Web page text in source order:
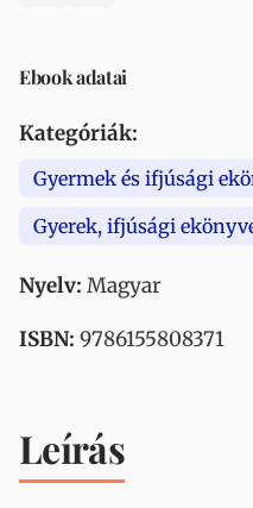
Ebook adatai
Kategóriák:
Gyermek és ifjúsági
Gyerek, ifjúsági
Nyelv: Magyar
ISBN: 9786155808371
Leírás